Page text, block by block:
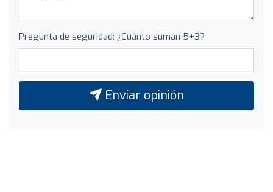
Pregunta de seguridad: ¿Cuánto suman 5+3?
Enviar opinión